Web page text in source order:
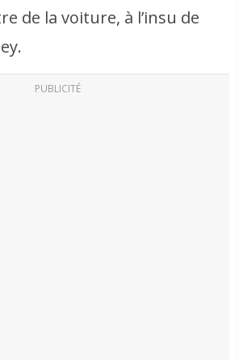
de la voiture, à l’insu de
PUBLICITÉ